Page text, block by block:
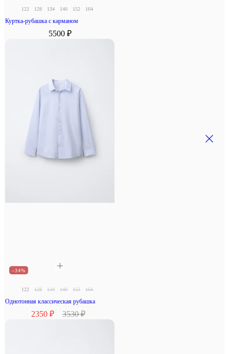
122 128 134 140 152 164
Куртка-рубашка с карманом
5500 ₽
–34%
122 128 134 140 152 164
Однотонная классическая рубашка
2350 ₽ 3530 ₽